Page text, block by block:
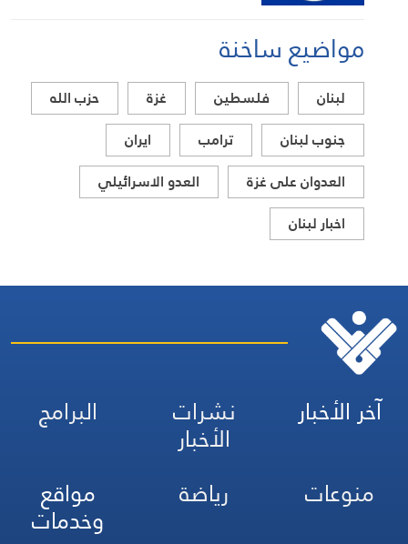
مواضيع ساخنة
لبنان فلسطين غزة
حزب الله
جنوب لبنان
ترامب
ايران
العدوان على غزة
العدو الاسرائيلي
اخبار لبنان
آخر الأخبار نشرات
الأخبار
البرامج
منوعات
رياضة مواقع
وخدمات